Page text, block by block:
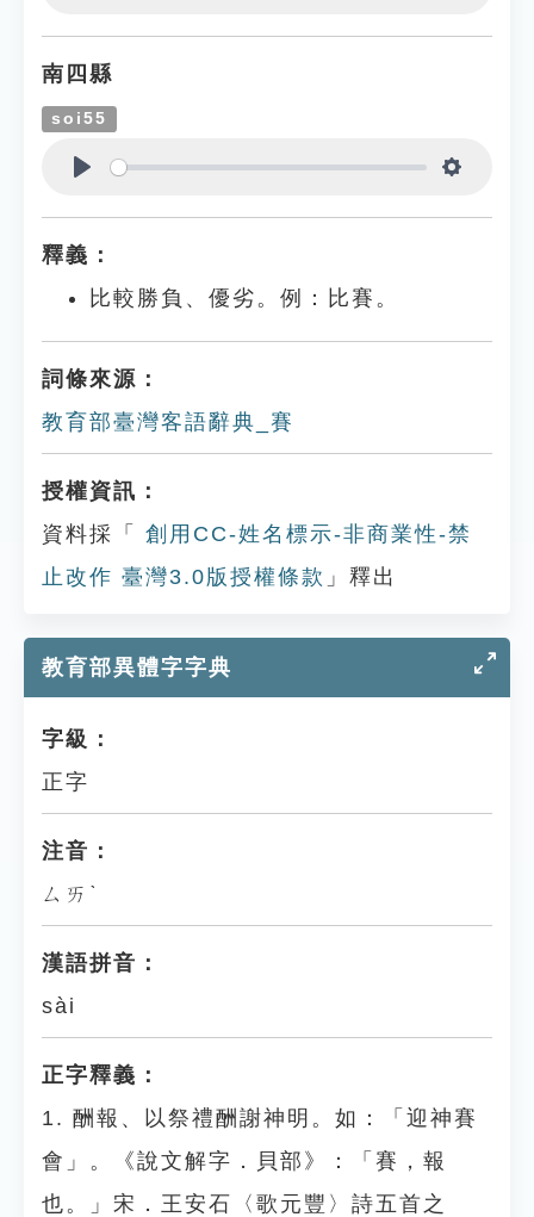
南四縣
soi55
釋義：
比較勝負、優劣。例：比賽。
詞條來源：
教育部臺灣客語辭典_賽
授權資訊：
資料採「
創用CC-姓名標示-非商業性-禁
止改作 臺灣3.0版授權條款 」釋出
教育部異體字字典
字級：
正字
注音：
ㄙㄞˋ
漢語拼音：
sài
正字釋義：
1. 酬報、以祭禮酬謝神明。如：「迎神賽
會」。《說文解字．貝部》：「賽，報
也。」宋．王安石〈歌元豐〉詩五首之